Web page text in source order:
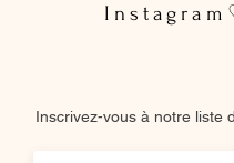
Inscrivez-vous à notre liste